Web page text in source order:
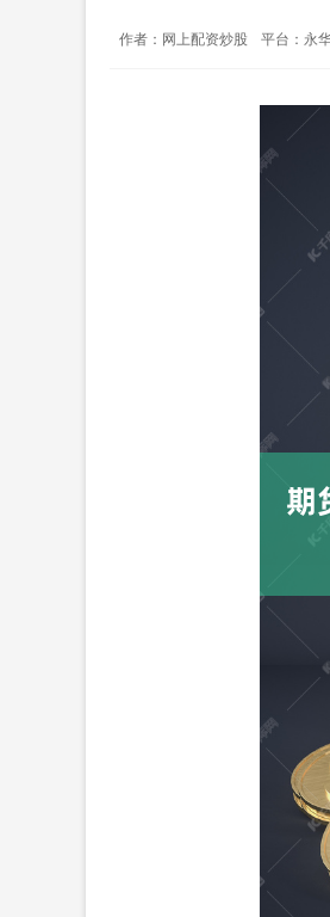
作者：网上配资炒股 平台：永